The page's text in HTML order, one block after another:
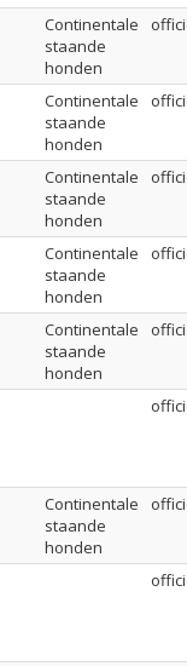
Continentale
staande
honden
Continentale
staande
honden
Continentale
staande
honden
Continentale
staande
honden
Continentale
staande
honden
Continentale
staande
honden